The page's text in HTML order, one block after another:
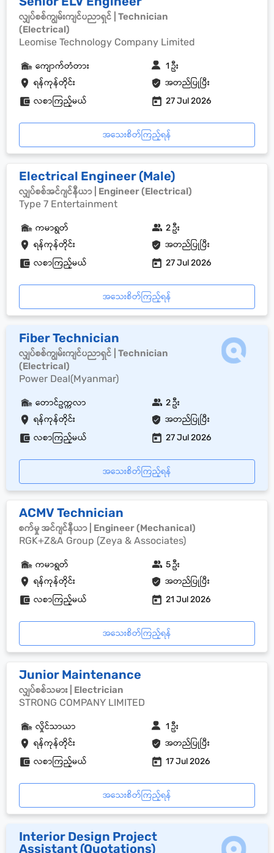
လျှပ်စစ်ကျွမ်းကျင်ပညာရှင် | Technician
(Electrical)
Leomise Technology Company Limited
ရန်ကုန်တိုင်း အတည်ပြုပြီး
ကျောက်တံတား 1 ဦး
လစာကြည့်မယ် 27 Jul 2026
အသေးစိတ်ကြည့်ရန်
Electrical Engineer (Male)
လျှပ်စစ်အင်ဂျင်နီယာ | Engineer (Electrical)
Type 7 Entertainment
ရန်ကုန်တိုင်း အတည်ပြုပြီး
ကမာရွတ် 2 ဦး
လစာကြည့်မယ် 27 Jul 2026
အသေးစိတ်ကြည့်ရန်
Fiber Technician
လျှပ်စစ်ကျွမ်းကျင်ပညာရှင် | Technician
(Electrical)
Power Deal(Myanmar)
ရန်ကုန်တိုင်း အတည်ပြုပြီး
တောင်ဥက္ကလာ 2 ဦး
လစာကြည့်မယ် 27 Jul 2026
အသေးစိတ်ကြည့်ရန်
ACMV Technician
စက်မှု အင်ဂျင်နီယာ | Engineer (Mechanical)
RGK+Z&A Group (Zeya & Associates)
ရန်ကုန်တိုင်း အတည်ပြုပြီး
ကမာရွတ် 5 ဦး
လစာကြည့်မယ် 21 Jul 2026
အသေးစိတ်ကြည့်ရန်
Junior Maintenance
လျှပ်စစ်သမား | Electrician
STRONG COMPANY LIMITED
ရန်ကုန်တိုင်း အတည်ပြုပြီး
လှိုင်သာယာ 1 ဦး
လစာကြည့်မယ် 17 Jul 2026
အသေးစိတ်ကြည့်ရန်
Interior Design Project
Assistant (Quotations)